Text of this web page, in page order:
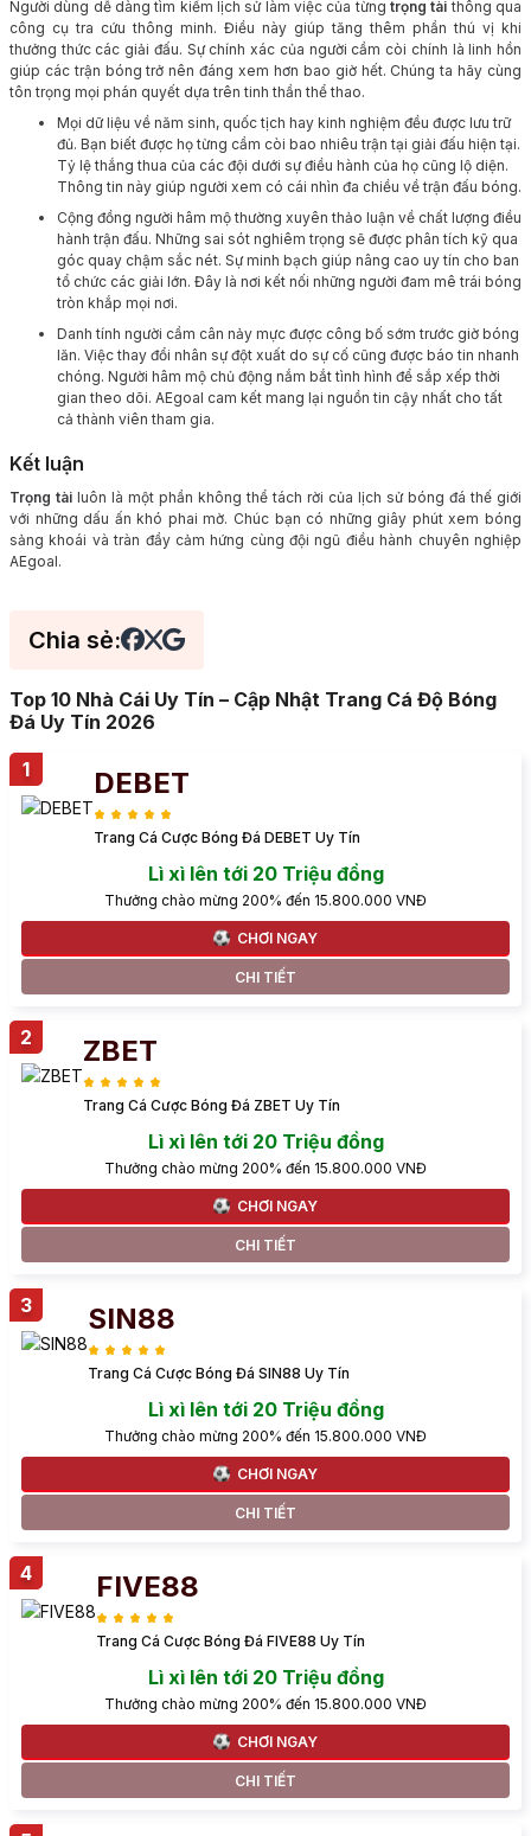
Người dùng dễ dàng tìm kiếm lịch sử làm việc của từng trọng tài thông qua
công cụ tra cứu thông minh. Điều này giúp tăng thêm phần thú vị khi
thưởng thức các giải đấu. Sự chính xác của người cầm còi chính là linh hồn
giúp các trận bóng trở nên đáng xem hơn bao giờ hết. Chúng ta hãy cùng
tôn trọng mọi phán quyết dựa trên tinh thần thể thao.
Mọi dữ liệu về năm sinh, quốc tịch hay kinh nghiệm đều được lưu trữ
đủ. Bạn biết được họ từng cầm còi bao nhiêu trận tại giải đấu hiện tại.
Tỷ lệ thắng thua của các đội dưới sự điều hành của họ cũng lộ diện.
Thông tin này giúp người xem có cái nhìn đa chiều về trận đấu bóng.
Cộng đồng người hâm mộ thường xuyên thảo luận về chất lượng điều
hành trận đấu. Những sai sót nghiêm trọng sẽ được phân tích kỹ qua
góc quay chậm sắc nét. Sự minh bạch giúp nâng cao uy tín cho ban
tổ chức các giải lớn. Đây là nơi kết nối những người đam mê trái bóng
tròn khắp mọi nơi.
Danh tính người cầm cân nảy mực được công bố sớm trước giờ bóng
lăn. Việc thay đổi nhân sự đột xuất do sự cố cũng được báo tin nhanh
chóng. Người hâm mộ chủ động nắm bắt tình hình để sắp xếp thời
gian theo dõi. AEgoal cam kết mang lại nguồn tin cậy nhất cho tất
cả thành viên tham gia.
Kết luận
Trọng tài luôn là một phần không thể tách rời của lịch sử bóng đá thế giới
với những dấu ấn khó phai mờ. Chúc bạn có những giây phút xem bóng
sảng khoái và tràn đầy cảm hứng cùng đội ngũ điều hành chuyên nghiệp
AEgoal.
Chia sẻ:
Top 10 Nhà Cái Uy Tín – Cập Nhật Trang Cá Độ Bóng
Đá Uy Tín 2026
DEBET
Trang Cá Cược Bóng Đá DEBET Uy Tín
Lì xì lên tới 20 Triệu đồng
Thưởng chào mừng 200% đến 15.800.000 VNĐ
CHƠI NGAY
CHI TIẾT
ZBET
Trang Cá Cược Bóng Đá ZBET Uy Tín
Lì xì lên tới 20 Triệu đồng
Thưởng chào mừng 200% đến 15.800.000 VNĐ
CHƠI NGAY
CHI TIẾT
SIN88
Trang Cá Cược Bóng Đá SIN88 Uy Tín
Lì xì lên tới 20 Triệu đồng
Thưởng chào mừng 200% đến 15.800.000 VNĐ
CHƠI NGAY
CHI TIẾT
FIVE88
Trang Cá Cược Bóng Đá FIVE88 Uy Tín
Lì xì lên tới 20 Triệu đồng
Thưởng chào mừng 200% đến 15.800.000 VNĐ
CHƠI NGAY
CHI TIẾT